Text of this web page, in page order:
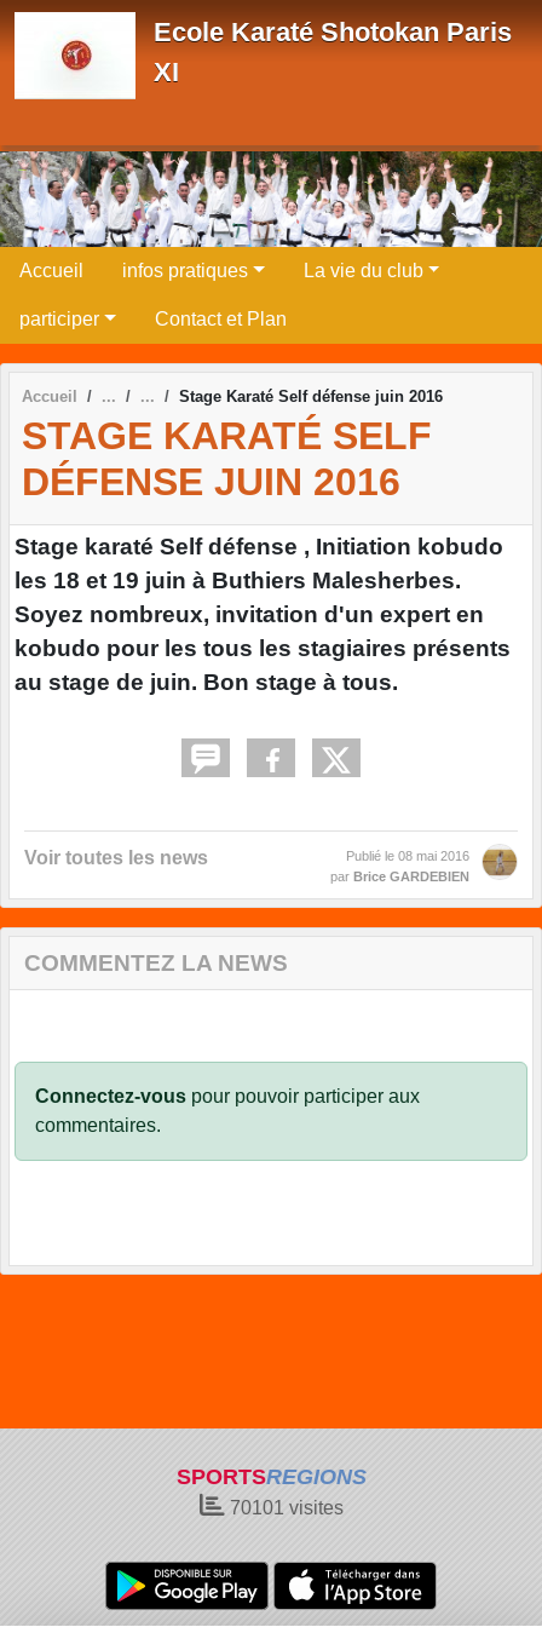
Ecole Karaté Shotokan Paris
XI
Accueil infos pratiques La vie du club
participer Contact et Plan
Accueil Stage Karaté Self défense juin 2016
STAGE KARATÉ SELF
DÉFENSE JUIN 2016
Stage karaté Self défense , Initiation kobudo
les 18 et 19 juin à Buthiers Malesherbes.
Soyez nombreux, invitation d'un expert en
kobudo pour les tous les stagiaires présents
au stage de juin. Bon stage à tous.
Voir toutes les news Publié le 08 mai 2016
par Brice GARDEBIEN
COMMENTEZ LA NEWS
Connectez-vous pour pouvoir participer aux
commentaires.
SPORTSREGIONS
70101 visites
Panneau de gestion des cookies